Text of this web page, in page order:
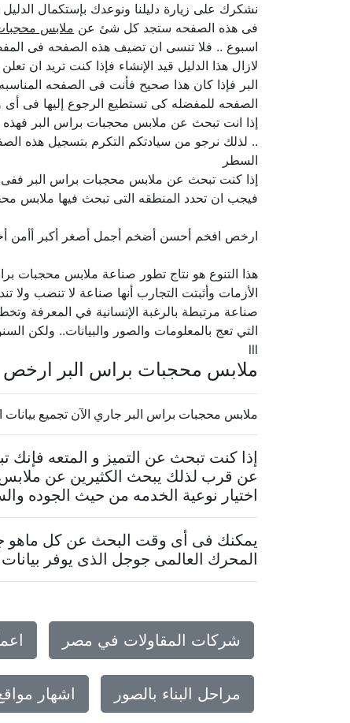
نشكرك على زيارة دليلنا ونوعدك بإستكمال
فى هذه الصفحه ستجد كل شئ عن ملابس
اسبوع .. فلا تنسى ان تضيف هذه الصفحه فى
لازال هذا الدليل قيد الإنشاء فإذا كنت تريد
البر فإذا كان هذا صحيح فأنت فى الصفحه
الصفحه للمفضله كى تستطيع الرجوع إليها فى
إذا انت تبحث عن ملابس محجبات براس البر فهذه
.. لذلك نرجو من سيادتكم التكرم بتسجيل هذه
السطر
إذا كنت تبحث عن ملابس محجبات براس البر
فيجب ان تحدد المنطقه التى تبحث فيها ملابس
ارخص افخم أحسن أضخم أجمل أصغر أكبر أأمن
هذا التنوع هو نتاج تطور صناعة ملابس محجبات
الأزمات وأثبتت التجارب أنها صناعة لا تنضب
صناعة مرتبطة بالرغبة الإنسانية في المعرفة
التي تعج بالمعلومات والصور والبيانات.. ولكن
lll
ملابس محجبات براس البر
ملابس محجبات براس البر جاري الآن تجميع بيانات
إذا كنت تبحث عن التميز و المتعه
عن قرب لذلك يبحث الكثيرين عن
اختيار نوعية الخدمه من حيث الجوده
يمكنك فى أى وقت البحث عن كل ماهو
المحرك العالمى جوجل الذى يوفر
شركات المقاولات في مصر
مراحل البناء بالصور اشهار